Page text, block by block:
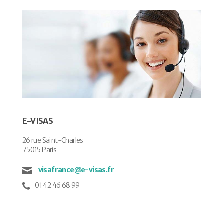
E-VISAS
26 rue Saint-Charles
75015 Paris
visafrance@e-visas.fr
01 42 46 68 99